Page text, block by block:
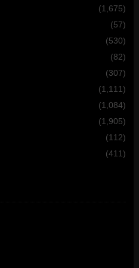
(1,675)
(57)
(530)
(82)
(307)
(1,111)
(1,084)
(1,905)
(112)
(411)